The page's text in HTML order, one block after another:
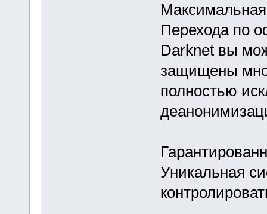
Перехода по
Darknet вы
защищены
полностью
Уникальная